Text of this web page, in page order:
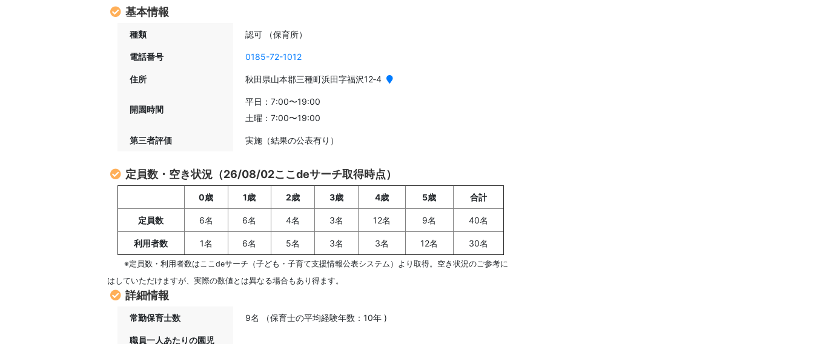
基本情報
種類 認可 （保育所）
電話番号 0185-72-1012
住所 秋田県山本郡三種町浜田字福沢12‐4
開園時間
平日：7:00〜19:00
土曜：7:00〜19:00
第三者評価 実施（結果の公表有り）
定員数・空き状況（26/08/02ここdeサーチ取得時点）
0歳 1歳 2歳 3歳 4歳 5歳 合計
定員数 6名 6名 4名 3名 12名 9名 40名
利用者数 1名 6名 5名 3名 3名 12名 30名
※定員数・利用者数はここdeサーチ（子ども・子育て支援情報公表システム）より取得。空き状況のご参考に
はしていただけますが、実際の数値とは異なる場合もあり得ます。
詳細情報
常勤保育士数 9名 （保育士の平均経験年数：10年 )
職員一人あたりの園児